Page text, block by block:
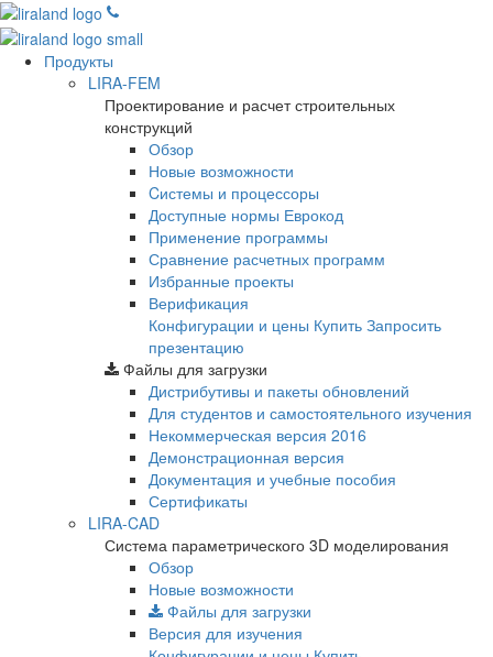
Продукты
LIRA-FEM
Проектирование и расчет строительных
конструкций
Обзор
Новые возможности
Cистемы и процессоры
Доступные нормы Еврокод
Применение программы
Сравнение расчетных программ
Избранные проекты
Верификация
Конфигурации и цены Купить Запросить
презентацию
Файлы для загрузки
Дистрибутивы и пакеты обновлений
Для студентов и самостоятельного изучения
Некоммерческая версия 2016
Демонстрационная версия
Документация и учебные пособия
Сертификаты
LIRA-CAD
Система параметрического 3D моделирования
Обзор
Новые возможности
Файлы для загрузки
Версия для изучения